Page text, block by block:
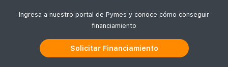
Ingresa a nuestro portal de Pymes y conoce cómo conseguir
financiamiento
Solicitar Financiamiento